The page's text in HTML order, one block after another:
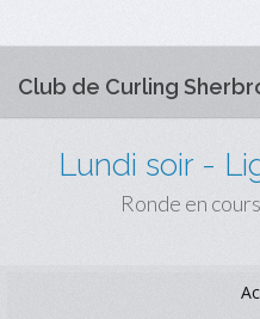
Club de Curling
Lundi soir -
Ronde en